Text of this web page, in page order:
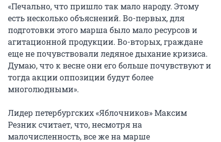
«Печально, что пришло так мало народу. Этому
есть несколько объяснений. Во-первых, для
подготовки этого марша было мало ресурсов и
агитационной продукции. Во-вторых, граждане
еще не почувствовали ледяное дыхание кризиса.
Думаю, что к весне они его больше почувствуют и
тогда акции оппозиции будут более
многолюдными».
Лидер петербургских «Яблочников» Максим
Резник считает, что, несмотря на
малочисленность, все же на марше